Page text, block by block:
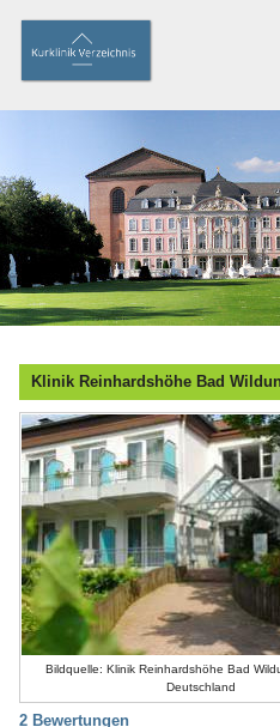
Klinik Reinhardshöhe Bad
Bildquelle: Klinik Reinhardshöhe Bad
Deutschland
2 Bewertungen